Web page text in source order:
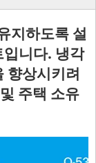
지하도록 설
니다. 냉각
향상시키려
주택 소유